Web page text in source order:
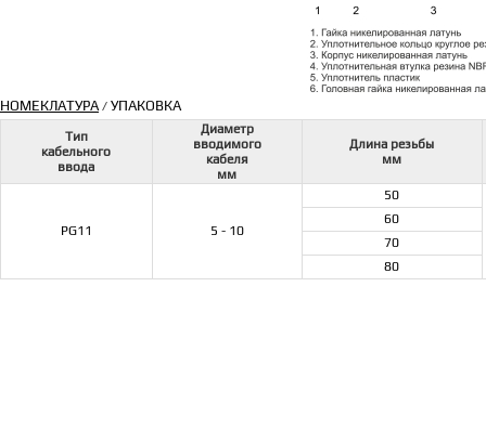
НОМЕКЛАТУРА/ УПАКОВКА
Тип
кабельного
ввода
Диаметр
вводимого
кабеля
мм
Длина резьбы
мм
PG11 5 - 10
50
60
70
80